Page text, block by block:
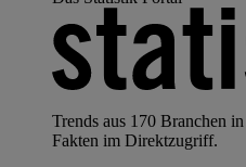
Trends aus 170 Branchen
Fakten im Direktzugriff.